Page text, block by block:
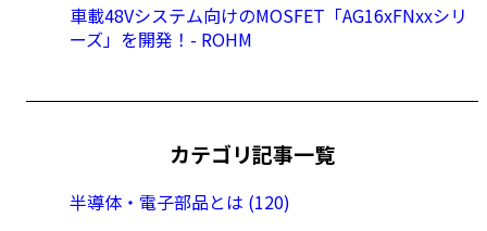
車載48Vシステム向けのMOSFET「AG16xFNxxシリ
ーズ」を開発！- ROHM
カテゴリ記事一覧
半導体・電子部品とは (120)